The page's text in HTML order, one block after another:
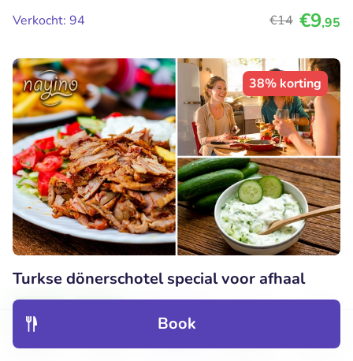
Book
Verkocht: 94
€14 €9,95
38% korting
Turkse dönerschotel special voor afhaal
Vandaag
Morgen
9.4